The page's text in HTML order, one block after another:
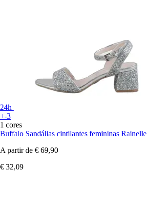
24h
+-3
1 cores
Buffalo Sandálias cintilantes femininas Rainelle
A partir de € 69,90
€ 32,09